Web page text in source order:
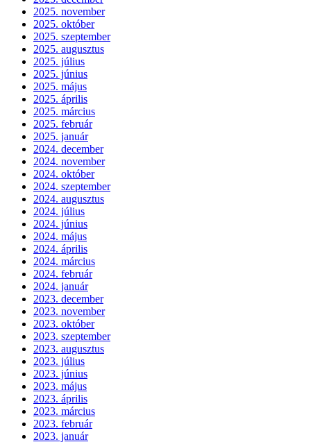
2025. november
2025. október
2025. szeptember
2025. augusztus
2025. július
2025. június
2025. május
2025. április
2025. március
2025. február
2025. január
2024. december
2024. november
2024. október
2024. szeptember
2024. augusztus
2024. július
2024. június
2024. május
2024. április
2024. március
2024. február
2024. január
2023. december
2023. november
2023. október
2023. szeptember
2023. augusztus
2023. július
2023. június
2023. május
2023. április
2023. március
2023. február
2023. január